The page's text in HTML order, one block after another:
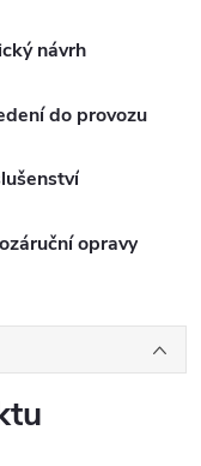
návrh
do provozu
opravy